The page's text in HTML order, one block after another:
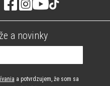
a novinky
a potvrdzujem, že som sa